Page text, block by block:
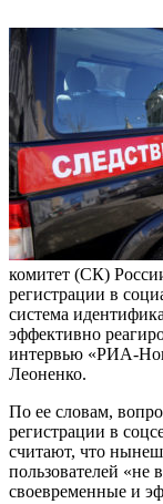
комитет (СК)
регистрации в
система
эффективно
интервью «РИА-
Леоненко.
По ее словам,
регистрации в
считают, что
пользователей «не
своевременные и